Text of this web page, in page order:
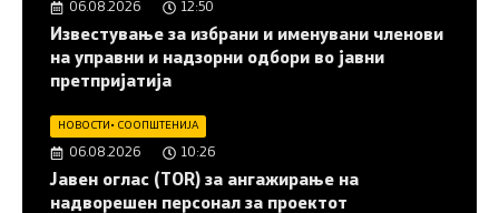
06.08.2026 12:50
Известување за избрани и именувани членови
на управни и надзорни одбори во јавни
претпријатија
НОВОСТИ • СООПШТЕНИЈА
06.08.2026 10:26
Јавен оглас (ТОR) за ангажирање на
надворешен персонал за проектот